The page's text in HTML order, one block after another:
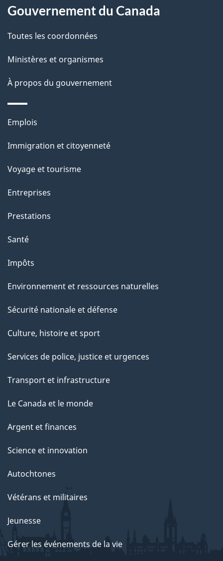
p
a
g
e
r
a
c
i
o
n
s
u
c
e
e
p
a
g
Gouvernement du Canada
Toutes les coordonnées
Ministères et organismes
À propos du gouvernement
Thèmes
sujets
Emplois
Immigration et citoyenneté
Voyage et tourisme
Entreprises
Prestations
Santé
Impôts
Environnement et ressources naturelles
Sécurité nationale et défense
Culture, histoire et sport
Services de police, justice et urgences
Transport et infrastructure
Le Canada et le monde
Argent et finances
Science et innovation
Autochtones
Vétérans et militaires
Jeunesse
Gérer les événements de la vie